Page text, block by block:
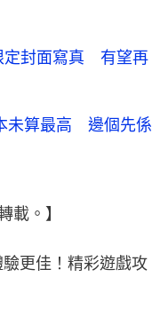
定封面寫真 有望再
未算最高 邊個先係
載。】
更佳！精彩遊戲攻